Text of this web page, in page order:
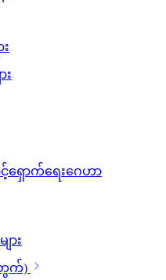
င့်ရှောက်ရေးဂေဟာ
ား
က်)